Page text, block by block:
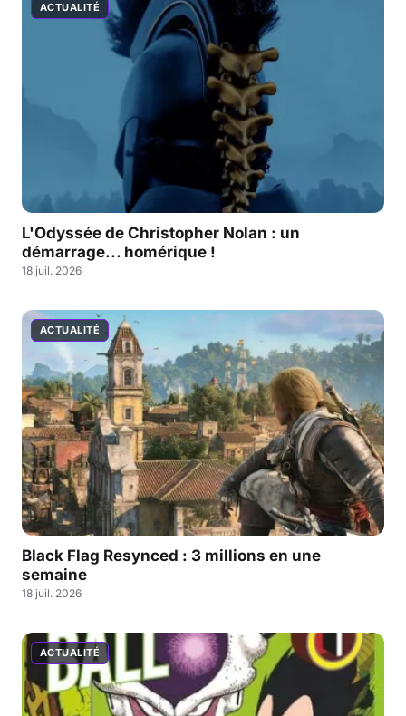
ACTUALITÉ
L'Odyssée de Christopher Nolan : un
démarrage... homérique !
18 juil. 2026
ACTUALITÉ
Black Flag Resynced : 3 millions en une
semaine
18 juil. 2026
ACTUALITÉ